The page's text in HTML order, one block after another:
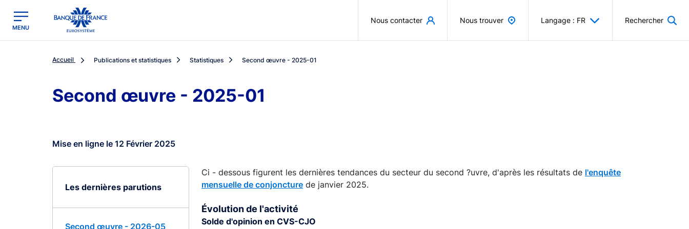
Banque de France - Menu Principal
MENU
Nous contacter Nous trouver Langage : FR Rechercher
Accueil Publications et statistiques Statistiques Second œuvre - 2025-01
Second œuvre - 2025-01
Mise en ligne le 12 Février 2025
Les dernières parutions
Second œuvre - 2026-05
Ci - dessous figurent les dernières tendances du secteur du second ?uvre, d'après les résultats de l'enquête
mensuelle de conjoncture de janvier 2025.
Évolution de l'activité
Solde d'opinion en CVS-CJO